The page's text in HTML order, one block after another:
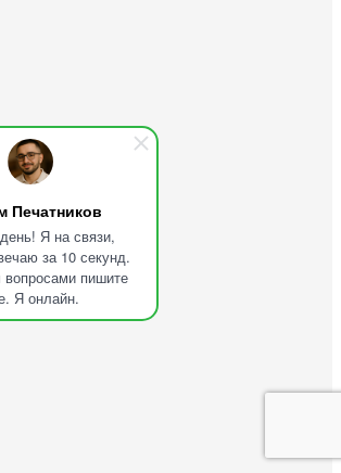
Печатников
Я на связи,
за 10 секунд.
пишите
Я онлайн.